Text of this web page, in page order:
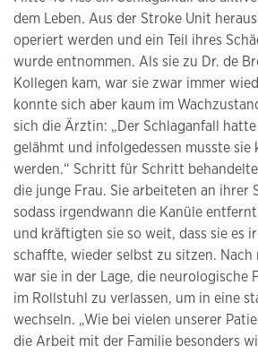
dem Leben. Aus der Stroke Unit
operiert werden und ein Teil ihres
wurde entnommen. Als sie zu Dr. de
Kollegen kam, war sie zwar immer
konnte sich aber kaum im
sich die Ärztin: „Der Schlaganfall
gelähmt und infolgedessen musste sie
werden.“ Schritt für Schritt
die junge Frau. Sie arbeiteten an ihrer
sodass irgendwann die Kanüle
und kräftigten sie so weit, dass sie es
schaffte, wieder selbst zu sitzen. Nach
war sie in der Lage, die neurologische
im Rollstuhl zu verlassen, um in eine
wechseln. „Wie bei vielen unserer
die Arbeit mit der Familie besonders